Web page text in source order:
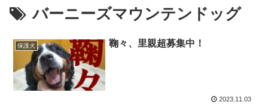
バーニーズマウンテンドッグ
保護犬 鞠々、里親超募集中！
2023.11.03